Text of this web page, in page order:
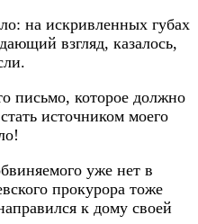
на искривленных губах
взгляд, казалось,
письмо, которое должно
источником моего
уже нет в
прокурора тоже
к дому своей